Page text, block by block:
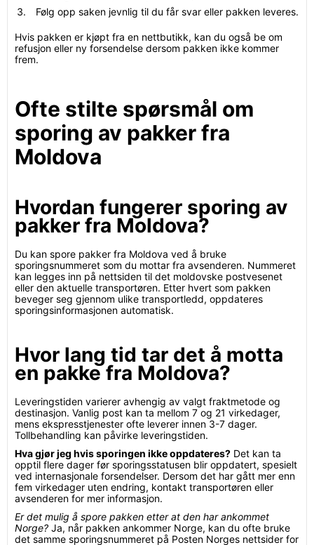
Følg opp saken jevnlig til du får svar eller pakken leveres.
Hvis pakken er kjøpt fra en nettbutikk, kan du også be om
refusjon eller ny forsendelse dersom pakken ikke kommer
frem.
Ofte stilte spørsmål om
sporing av pakker fra
Moldova
Hvordan fungerer sporing av
pakker fra Moldova?
Du kan spore pakker fra Moldova ved å bruke
sporingsnummeret som du mottar fra avsenderen. Nummeret
kan legges inn på nettsiden til det moldovske postvesenet
eller den aktuelle transportøren. Etter hvert som pakken
beveger seg gjennom ulike transportledd, oppdateres
sporingsinformasjonen automatisk.
Hvor lang tid tar det å motta
en pakke fra Moldova?
Leveringstiden varierer avhengig av valgt fraktmetode og
destinasjon. Vanlig post kan ta mellom 7 og 21 virkedager,
mens ekspresstjenester ofte leverer innen 3-7 dager.
Tollbehandling kan påvirke leveringstiden.
Hva gjør jeg hvis sporingen ikke oppdateres? Det kan ta
opptil flere dager før sporingsstatusen blir oppdatert, spesielt
ved internasjonale forsendelser. Dersom det har gått mer enn
fem virkedager uten endring, kontakt transportøren eller
avsenderen for mer informasjon.
Er det mulig å spore pakken etter at den har ankommet
Norge? Ja, når pakken ankommer Norge, kan du ofte bruke
det samme sporingsnummeret på Posten Norges nettsider for